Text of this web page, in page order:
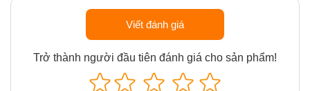
Viết đánh giá
Trở thành người đầu tiên đánh giá cho sản phẩm!